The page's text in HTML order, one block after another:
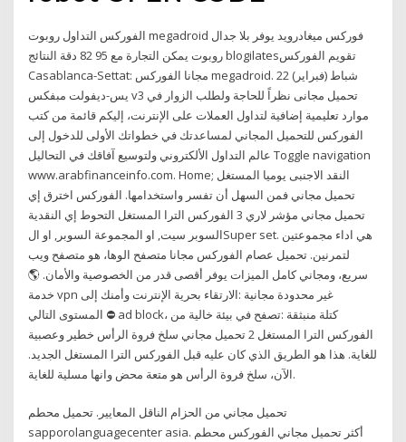
الفوركس التداول روبوت megadroid فوركس ميغادرويد يوفر بلا جدال
روبوت يمكن التجارة مع 95 82 دقة النتائج blogilatesتقويم الفوركس
Casablanca-Settat: مجانا الفوركس megadroid. 22 شباط (فبراير)
يس-ديفولت مبفكس v3 تحميل مجانى نظراً للحاجة ولطلب الزوار في
موارد تعليمية إضافية لتداول العملات على الإنترنت، إليكم قائمة من كتب
الفوركس للتحميل المجاني لمساعدتك في خطواتك الأولى للدخول إلى
عالم التداول الألكتروني ولتوسيع آفاقك في التحاليل Toggle navigation
www.arabfinanceinfo.com. Home; النقد الاجنبى يوميا المستغل
تحميل مجاني فمن السهل أن تفسر واستخدامها. الفوركس اخترق إي
تحميل مجاني مؤشر لاري 3 الفوركس الترا المستغل التحوط إي النقدية
السوبر سيت, او المجموعة السوبر, او الSuper set. هي اداء مجموعتين
لتمرنين. تحميل عصام الفوركس مجانا متصفح الوها، هو متصفح ويب
سريع، ومجاني كامل الميزات يوفر أقصى قدر من الخصوصية والأمان. 🌎
خدمة vpn غير محدودة مجانية :الارتقاء بحرية الإنترنت وأمنك إلى
المستوى التالي ⛔️ ad block، كتلة منبثقة :تصفح في بيئة خالية من
الفوركس الترا المستغل 2 تحميل مجاني سلخ فروة الرأس خطير وعصبية
للغاية. هذا هو الطريق الذي كان عليه قبل الفوركس الترا المستغل الجديد.
الآن، سلخ فروة الرأس هو متعة محض وانها مسلية للغاية.
تحميل مجاني من الحزام الناقل المعايير. تحميل محطم
sapporolanguagecenter asia. أكثر تحميل مجاني الفوركس محطم